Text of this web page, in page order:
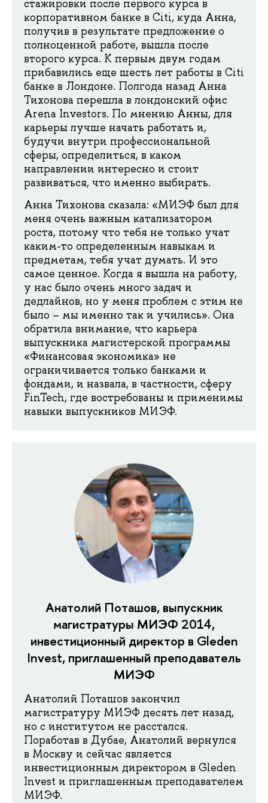
стажировки после первого курса в
корпоративном банке в Citi, куда Анна,
получив в результате предложение о
полноценной работе, вышла после
второго курса. К первым двум годам
прибавились еще шесть лет работы в Citi
банке в Лондоне. Полгода назад Анна
Тихонова перешла в лондонский офис
Arena Investors. По мнению Анны, для
карьеры лучше начать работать и,
будучи внутри профессиональной
сферы, определиться, в каком
направлении интересно и стоит
развиваться, что именно выбирать.
Анна Тихонова сказала: «МИЭФ был для
меня очень важным катализатором
роста, потому что тебя не только учат
каким-то определенным навыкам и
предметам, тебя учат думать. И это
самое ценное. Когда я вышла на работу,
у нас было очень много задач и
дедлайнов, но у меня проблем с этим не
было – мы именно так и учились». Она
обратила внимание, что карьера
выпускника магистерской программы
«Финансовая экономика» не
ограничивается только банками и
фондами, и назвала, в частности, сферу
FinTech, где востребованы и применимы
навыки выпускников МИЭФ.
Анатолий Поташов, выпускник
магистратуры МИЭФ 2014,
инвестиционный директор в Gleden
Invest, приглашенный преподаватель
МИЭФ
Анатолий Поташов закончил
магистратуру МИЭФ десять лет назад,
но с институтом не расстался.
Поработав в Дубае, Анатолий вернулся
в Москву и сейчас является
инвестиционным директором в Gleden
Invest и приглашенным преподавателем
МИЭФ.